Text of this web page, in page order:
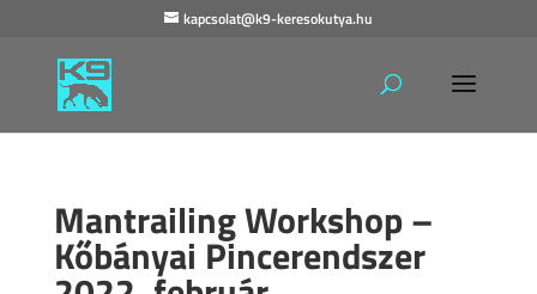
kapcsolat@k9-keresokutya.hu
Mantrailing Workshop –
Kőbányai Pincerendszer